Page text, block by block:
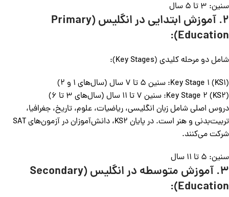
سنین: 3 تا 5 سال
2. آموزش ابتدایی در انگلیس (Primary
Education):
شامل دو مرحله کلیدی (Key Stages):
Key Stage 1 (KS1): سنین 5 تا 7 سال (سال‌های 1 و 2)
Key Stage 2 (KS2): سنین 7 تا 11 سال (سال‌های 3 تا 6)
دروس اصلی شامل زبان انگلیسی، ریاضیات، علوم، تاریخ، جغرافیا،
تربیت‌بدنی و هنر است. در پایان KS2، دانش‌آموزان در آزمون‌های SAT
شرکت می‌کنند.
سنین: 5 تا 11 سال
3. آموزش متوسطه در انگلیس (Secondary
Education):